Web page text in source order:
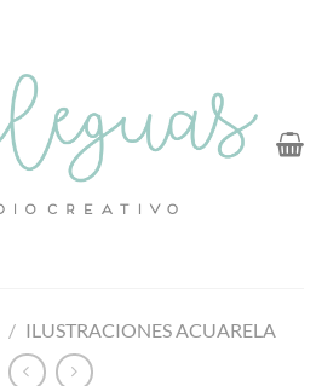
/ ILUSTRACIONES ACUARELA